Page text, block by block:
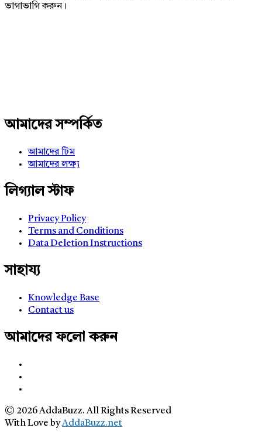
ভাগাভাগি করুন।
আমাদের সম্পর্কিত
আমাদের টিম
আমাদের লক্ষ্য
লিগ্যাল স্টাফ
Privacy Policy
Terms and Conditions
Data Deletion Instructions
সাহায্য
Knowledge Base
Contact us
আমাদের ফলো করুন
© 2026 AddaBuzz. All Rights Reserved
With Love byAddaBuzz.net